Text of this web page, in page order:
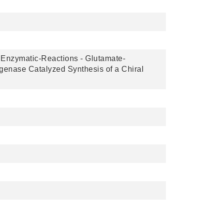
Reactions - Glutamate-
Catalyzed Synthesis of a Chiral